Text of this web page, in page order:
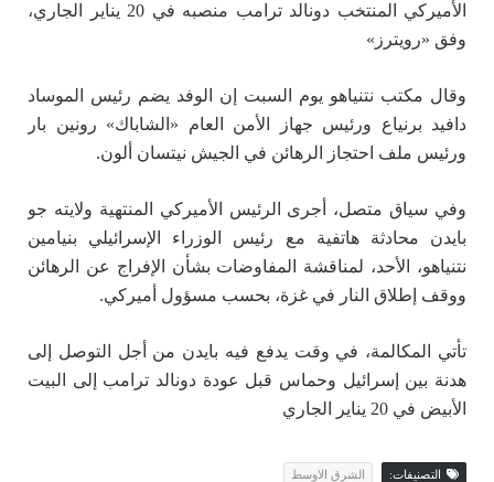
الأميركي المنتخب دونالد ترامب منصبه في 20 يناير الجاري،
وفق «رويترز»
وقال مكتب نتنياهو يوم السبت إن الوفد يضم رئيس الموساد
دافيد برنياع ورئيس جهاز الأمن العام «الشاباك» رونين بار
ورئيس ملف احتجاز الرهائن في الجيش نيتسان ألون.
وفي سياق متصل، أجرى الرئيس الأميركي المنتهية ولايته جو
بايدن محادثة هاتفية مع رئيس الوزراء الإسرائيلي بنيامين
نتنياهو، الأحد، لمناقشة المفاوضات بشأن الإفراج عن الرهائن
ووقف إطلاق النار في غزة، بحسب مسؤول أميركي.
تأتي المكالمة، في وقت يدفع فيه بايدن من أجل التوصل إلى
هدنة بين إسرائيل وحماس قبل عودة دونالد ترامب إلى البيت
الأبيض في 20 يناير الجاري
التصنيفات: الشرق الاوسط